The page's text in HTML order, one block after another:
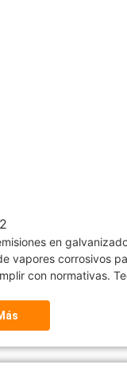
en
vapores corrosivos
con normativas.